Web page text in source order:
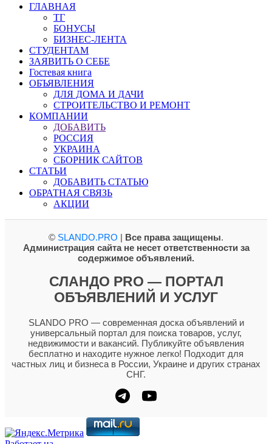
ГЛАВНАЯ
ТГ
БОНУСЫ
БИЗНЕС-ЛЕНТА
СТУДЕНТАМ
ЗАЯВИТЬ О СЕБЕ
Гостевая книга
ОБЪЯВЛЕНИЯ
ДЛЯ ДОМА И ДАЧИ
СТРОИТЕЛЬСТВО И РЕМОНТ
КОМПАНИИ
ДОБАВИТЬ
РОССИЯ
УКРАИНА
СБОРНИК САЙТОВ
СТАТЬИ
ДОБАВИТЬ СТАТЬЮ
ОБРАТНАЯ СВЯЗЬ
АКЦИИ
© SLANDO.PRO | Все права защищены.
Администрация сайта не несет ответственности за
содержимое объявлений.
СЛАНДО PRO — ПОРТАЛ
ОБЪЯВЛЕНИЙ И УСЛУГ
SLANDO PRO — современная доска объявлений и
универсальный портал для поиска товаров, услуг,
недвижимости и вакансий. Публикуйте объявления
бесплатно и находите нужное легко! Подходит для
частных лиц и бизнеса в России, Украине и других странах
СНГ.